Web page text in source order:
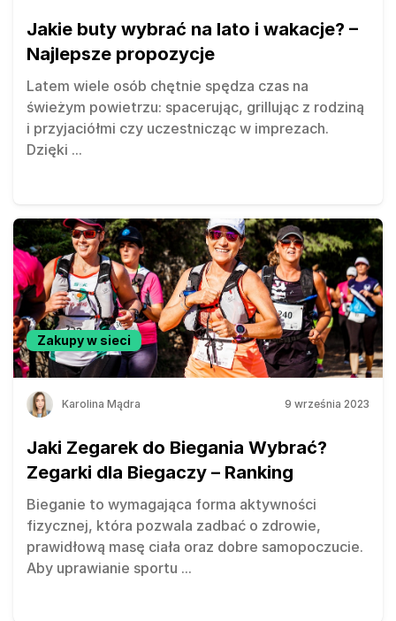
Jakie buty wybrać na lato i wakacje? –
Najlepsze propozycje
Latem wiele osób chętnie spędza czas na
świeżym powietrzu: spacerując, grillując z rodziną
i przyjaciółmi czy uczestnicząc w imprezach.
Dzięki ...
Zakupy w sieci
Karolina Mądra 9 września 2023
Jaki Zegarek do Biegania Wybrać?
Zegarki dla Biegaczy – Ranking
Bieganie to wymagająca forma aktywności
fizycznej, która pozwala zadbać o zdrowie,
prawidłową masę ciała oraz dobre samopoczucie.
Aby uprawianie sportu ...